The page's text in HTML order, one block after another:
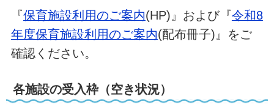
『保育施設利用のご案内(HP)』および『令和8
年度保育施設利用のご案内(配布冊子)』をご
確認ください。
各施設の受入枠（空き状況）